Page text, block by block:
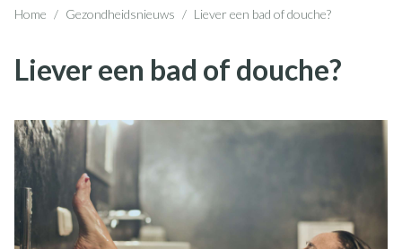
Home / Gezondheidsnieuws / Liever een bad of douche?
Liever een bad of douche?